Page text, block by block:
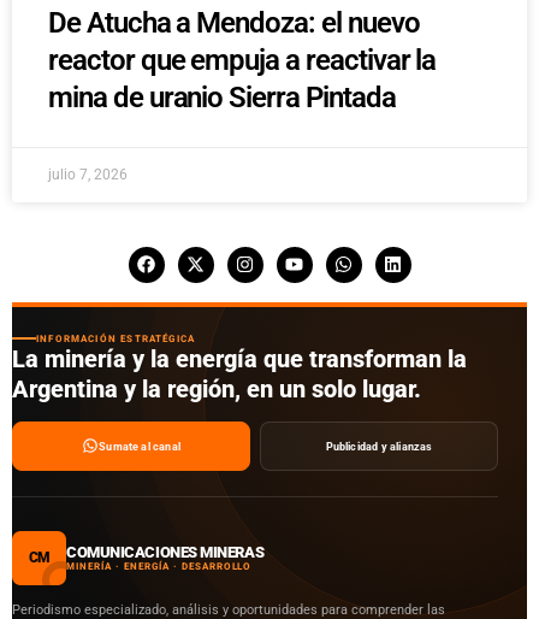
De Atucha a Mendoza: el nuevo
reactor que empuja a reactivar la
mina de uranio Sierra Pintada
julio 7, 2026
INFORMACIÓN ESTRATÉGICA
La minería y la energía que transforman la
Argentina y la región, en un solo lugar.
Sumate al canal Publicidad y alianzas
CM COMUNICACIONES MINERAS
MINERÍA · ENERGÍA · DESARROLLO
Periodismo especializado, análisis y oportunidades para comprender las